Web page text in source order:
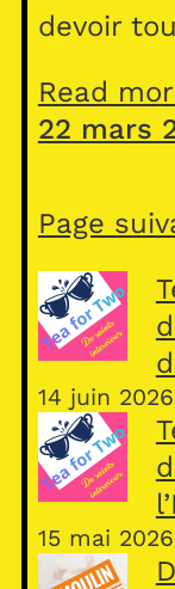
devoir
Read
22 mars
Page
14 juin 2026
15 mai 2026